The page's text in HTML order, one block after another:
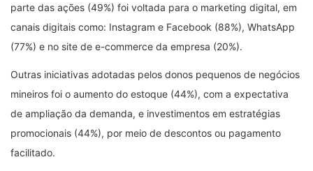
parte das ações (49%) foi voltada para o marketing digital, em
canais digitais como: Instagram e Facebook (88%), WhatsApp
(77%) e no site de e-commerce da empresa (20%).
Outras iniciativas adotadas pelos donos pequenos de negócios
mineiros foi o aumento do estoque (44%), com a expectativa
de ampliação da demanda, e investimentos em estratégias
promocionais (44%), por meio de descontos ou pagamento
facilitado.